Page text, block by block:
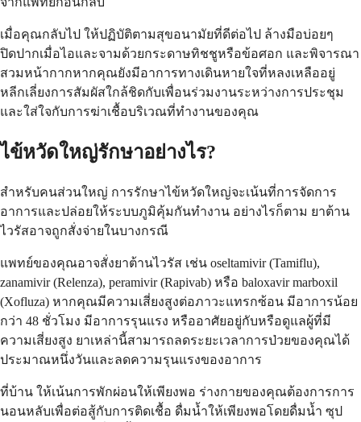
เมื่อคุณกลับไป ให้ปฏิบัติตามสุขอนามัยที่ดีต่อไป ล้างมือบ่อยๆ
ปิดปากเมื่อไอและจามด้วยกระดาษทิชชูหรือข้อศอก และพิจารณา
สวมหน้ากากหากคุณยังมีอาการทางเดินหายใจที่หลงเหลืออยู่
หลีกเลี่ยงการสัมผัสใกล้ชิดกับเพื่อนร่วมงานระหว่างการประชุม
และใส่ใจกับการฆ่าเชื้อบริเวณที่ทำงานของคุณ
ไข้หวัดใหญ่รักษาอย่างไร?
สำหรับคนส่วนใหญ่ การรักษาไข้หวัดใหญ่จะเน้นที่การจัดการ
อาการและปล่อยให้ระบบภูมิคุ้มกันทำงาน อย่างไรก็ตาม ยาต้าน
ไวรัสอาจถูกสั่งจ่ายในบางกรณี
แพทย์ของคุณอาจสั่งยาต้านไวรัส เช่น oseltamivir (Tamiflu),
zanamivir (Relenza), peramivir (Rapivab) หรือ baloxavir marboxil
(Xofluza) หากคุณมีความเสี่ยงสูงต่อภาวะแทรกซ้อน มีอาการน้อย
กว่า 48 ชั่วโมง มีอาการรุนแรง หรืออาศัยอยู่กับหรือดูแลผู้ที่มี
ความเสี่ยงสูง ยาเหล่านี้สามารถลดระยะเวลาการป่วยของคุณได้
ประมาณหนึ่งวันและลดความรุนแรงของอาการ
ที่บ้าน ให้เน้นการพักผ่อนให้เพียงพอ ร่างกายของคุณต้องการการ
นอนหลับเพื่อต่อสู้กับการติดเชื้อ ดื่มน้ำให้เพียงพอโดยดื่มน้ำ ซุป